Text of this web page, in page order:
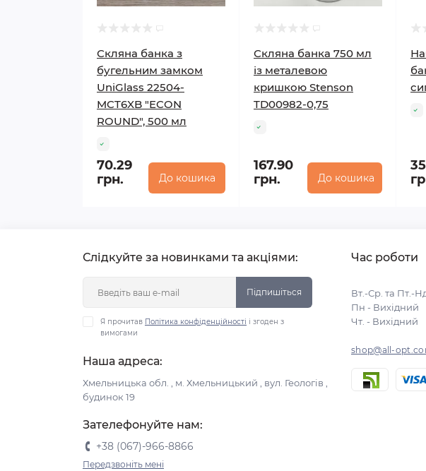
Скляна банка з
бугельним замком
UniGlass 22504-
MCT6XB "ECON
ROUND", 500 мл
70.29
грн.
До кошика
Скляна банка 750 мл
із металевою
кришкою Stenson
TD00982-0,75
167.90
грн.
До кошика
Слідкуйте за новинками та акціями:
Підпишіться
Я прочитав Політика конфіденційності і згоден з
вимогами
Наша адреса:
Хмельницька обл. , м. Хмельницький , вул. Геологів ,
будинок 19
Зателефонуйте нам:
+38 (067)-966-8866
Передзвоніть мені
Час роботи
Вт.-Ср. та Пт.-
Пн - Вихідний
Чт. - Вихідний
shop@all-